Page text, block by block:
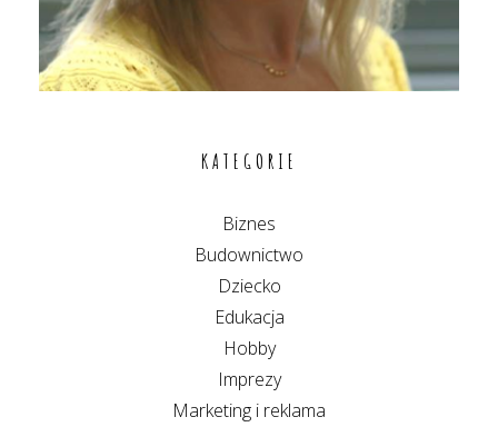
KATEGORIE
Biznes
Budownictwo
Dziecko
Edukacja
Hobby
Imprezy
Marketing i reklama